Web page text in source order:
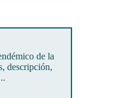
de la
descripción,